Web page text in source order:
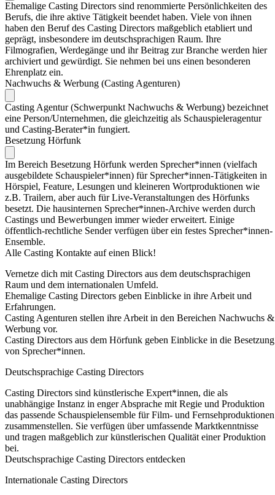
Ehemalige Casting Directors sind renommierte Persönlichkeiten des
Berufs, die ihre aktive Tätigkeit beendet haben. Viele von ihnen
haben den Beruf des Casting Directors maßgeblich etabliert und
geprägt, insbesondere im deutschsprachigen Raum. Ihre
Filmografien, Werdegänge und ihr Beitrag zur Branche werden hier
archiviert und gewürdigt. Sie nehmen bei uns einen besonderen
Ehrenplatz ein.
Nachwuchs & Werbung (Casting Agenturen)
Casting Agentur (Schwerpunkt Nachwuchs & Werbung) bezeichnet
eine Person/Unternehmen, die gleichzeitig als Schauspieleragentur
und Casting-Berater*in fungiert.
Besetzung Hörfunk
Im Bereich Besetzung Hörfunk werden Sprecher*innen (vielfach
ausgebildete Schauspieler*innen) für Sprecher*innen-Tätigkeiten in
Hörspiel, Feature, Lesungen und kleineren Wortproduktionen wie
z.B. Trailern, aber auch für Live-Veranstaltungen des Hörfunks
besetzt. Die hausinternen Sprecher*innen-Archive werden durch
Castings und Bewerbungen immer wieder erweitert. Einige
öffentlich-rechtliche Sender verfügen über ein festes Sprecher*innen-
Ensemble.
Alle Casting Kontakte auf einen Blick!
Vernetze dich mit Casting Directors aus dem deutschsprachigen
Raum und dem internationalen Umfeld.
Ehemalige Casting Directors geben Einblicke in ihre Arbeit und
Erfahrungen.
Casting Agenturen stellen ihre Arbeit in den Bereichen Nachwuchs &
Werbung vor.
Casting Directors aus dem Hörfunk geben Einblicke in die Besetzung
von Sprecher*innen.
Deutschsprachige Casting Directors
Casting Directors sind künstlerische Expert*innen, die als
unabhängige Instanz in enger Absprache mit Regie und Produktion
das passende Schauspielensemble für Film- und Fernsehproduktionen
zusammenstellen. Sie verfügen über umfassende Marktkenntnisse
und tragen maßgeblich zur künstlerischen Qualität einer Produktion
bei.
Deutschsprachige Casting Directors entdecken
Internationale Casting Directors